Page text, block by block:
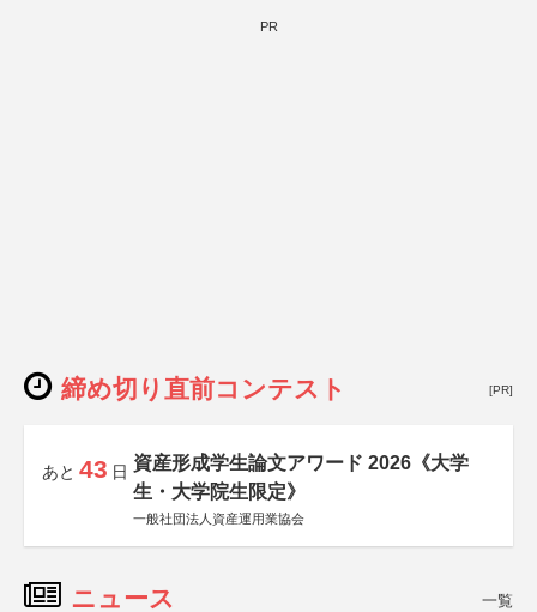
PR
締め切り直前コンテスト [PR]
あと 43 日 資産形成学生論文アワード 2026《大学
生・大学院生限定》
一般社団法人資産運用業協会
ニュース 一覧